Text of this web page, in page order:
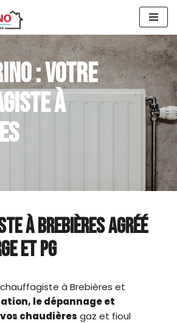
: VOTRE
À
À BREBIÈRES AGRÉÉ
ET PG
à Brebières et
le dépannage et
chaudières gaz et fioul